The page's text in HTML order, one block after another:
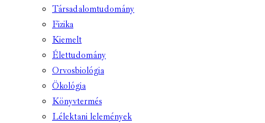
Társadalomtudomány
Fizika
Kiemelt
Élettudomány
Orvosbiológia
Ökológia
Könyvtermés
Lélektani lelemények